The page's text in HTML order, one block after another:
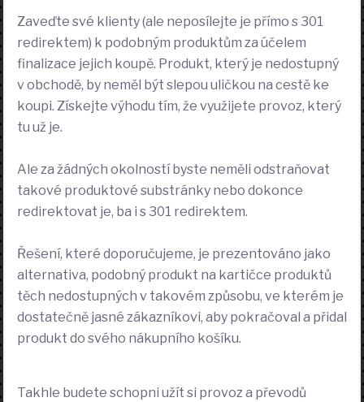
Zaveďte své klienty (ale neposílejte je přímo s 301
redirektem) k podobným produktům za účelem
finalizace jejich koupě. Produkt, který je nedostupný
v obchodě, by neměl být slepou uličkou na cestě ke
koupi. Získejte výhodu tím, že využijete provoz, který
tu už je.
Ale za žádných okolností byste neměli odstraňovat
takové produktové substránky nebo dokonce
redirektovat je, ba i s 301 redirektem.
Řešení, které doporučujeme, je prezentováno jako
alternativa, podobný produkt na kartičce produktů
těch nedostupných v takovém způsobu, ve kterém je
dostatečně jasné zákazníkovi, aby pokračoval a přidal
produkt do svého nákupního košíku.
Takhle budete schopni užít si provoz a převodů